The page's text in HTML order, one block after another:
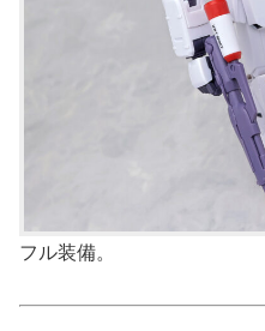
フル装備。